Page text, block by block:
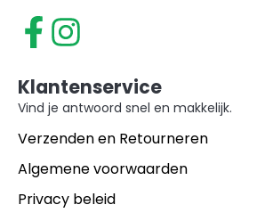
Klantenservice
Vind je antwoord snel en makkelijk.
Verzenden en Retourneren
Algemene voorwaarden
Privacy beleid